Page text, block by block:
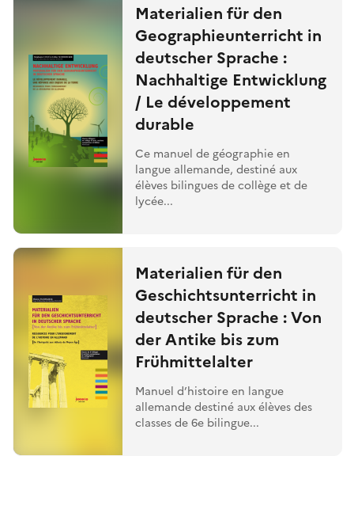
Materialien für den
Geographieunterricht in
deutscher Sprache :
Nachhaltige Entwicklung
/ Le développement
durable
Ce manuel de géographie en
langue allemande, destiné aux
élèves bilingues de collège et de
lycée...
Materialien für den
Geschichtsunterricht in
deutscher Sprache : Von
der Antike bis zum
Frühmittelalter
Manuel d’histoire en langue
allemande destiné aux élèves des
classes de 6e bilingue...